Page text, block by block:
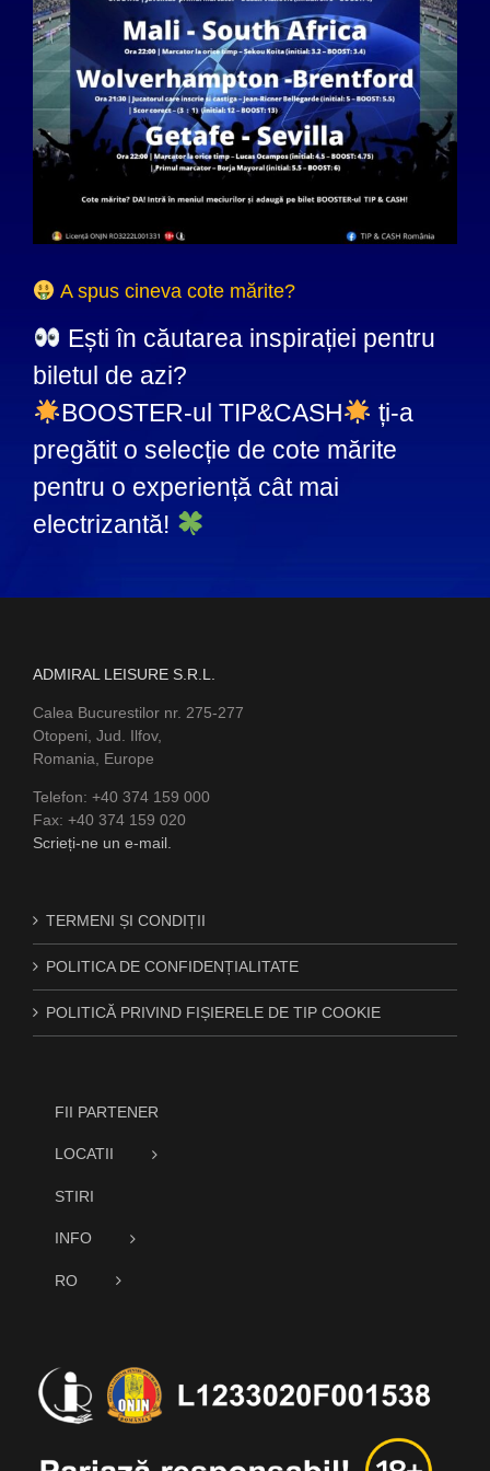
A spus cineva cote mărite?
Ești în căutarea inspirației pentru
biletul de azi?
BOOSTER-ul TIP&CASH
ți-a
pregătit o selecție de cote mărite
pentru o experiență cât mai
electrizantă!
ADMIRAL LEISURE S.R.L.
Calea Bucurestilor nr. 275-277
Otopeni, Jud. Ilfov,
Romania, Europe
Telefon: +40 374 159 000
Fax: +40 374 159 020
Scrieți-ne un e-mail.
TERMENI ȘI CONDIȚII
POLITICA DE CONFIDENȚIALITATE
POLITICĂ PRIVIND FIȘIERELE DE TIP COOKIE
FII PARTENER
LOCATII
STIRI
INFO
RO